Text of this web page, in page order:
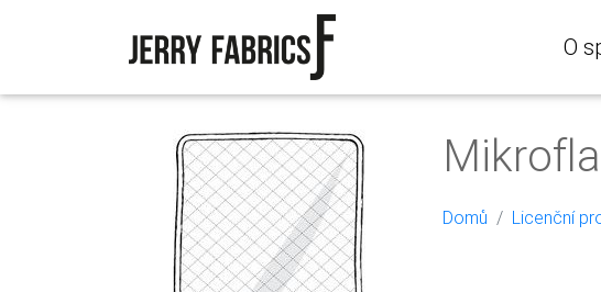
O
Domů Licenční